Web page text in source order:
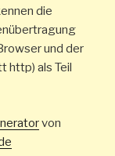
die
und der
http) als Teil
von